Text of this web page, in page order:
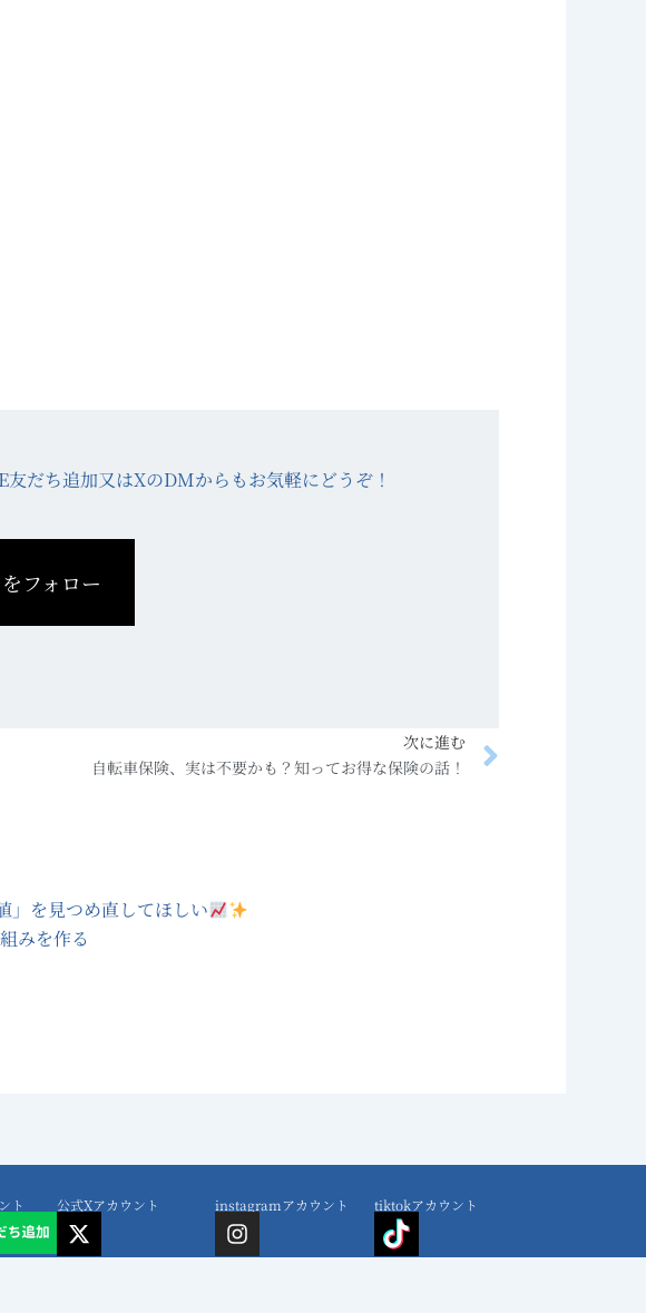
だち追加又はXのDMからもお気軽にどうぞ！
フォロー
次に進む
自転車保険、実は不要かも？知ってお得な保険の話！
」を見つめ直してほしい
みを作る
tiktokアカウント
instagramアカウント
I
n
s
公式Xアカウント
X
-
t
ト